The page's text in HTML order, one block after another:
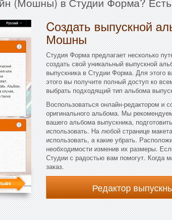
Cоздать выпускной
Мошны
Студия Форма предлагает несколько
создать свой уникальный выпускной
выпускника в Студии Форма. Для этого
этого вы получите полный доступ ко
выбрать подходящий тип альбома
Воспользоваться онлайн-редактором и
оригинального альбома. Мы
вашего альбома выпускника,
использовать. На любой странице
использовать, а какие убрать.
необходимости изменив их размеры.
Студии с радостью вам помогут. Когда
заказ.
Редактор